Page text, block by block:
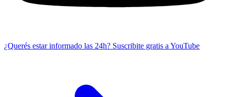
¿Querés estar informado las 24h? Suscribite gratis a YouTube